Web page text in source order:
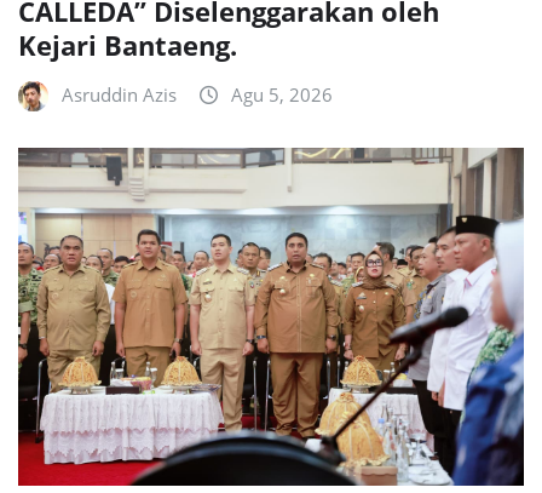
CALLEDA” Diselenggarakan oleh
Kejari Bantaeng.
Asruddin Azis Agu 5, 2026